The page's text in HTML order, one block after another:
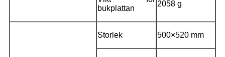
bukplattan
2058 g
Storlek 500×520 mm